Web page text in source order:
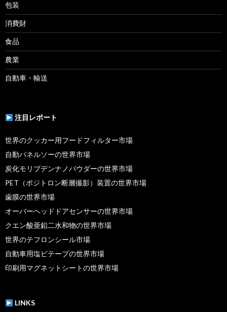
包装
消費財
食品
農業
自動車・輸送
注目レポート
世界のクッカー用フードフィルター市場
自動パネルソーの世界市場
炭化モリブデンナノパウダーの世界市場
PET（ポジトロン断層撮影）装置の世界市場
歯膜の世界市場
オーバーヘッドドアセンサーの世界市場
クエン酸亜鉛二水和物の世界市場
世界のテフロンシール市場
自動車用塩ビテープの世界市場
印刷用マグネットシートの世界市場
LINKS